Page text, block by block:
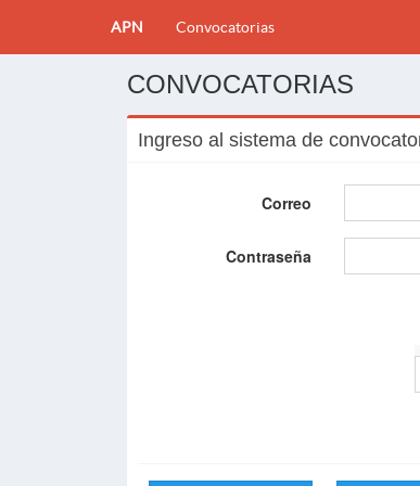
APN Convocatorias
CONVOCATORIAS
Ingreso al sistema de
Correo
Contraseña